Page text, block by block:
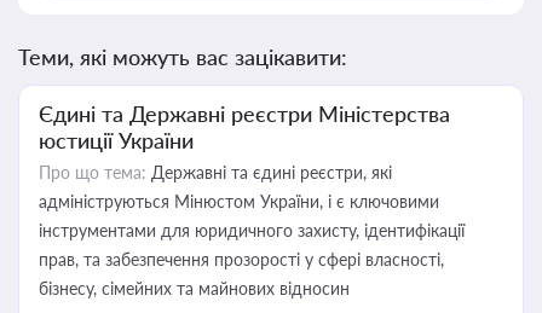
Теми, які можуть вас зацікавити:
Єдині та Державні реєстри Міністерства
юстиції України
Про що тема: Державні та єдині реєстри, які
адмініструються Мінюстом України, і є ключовими
інструментами для юридичного захисту, ідентифікації
прав, та забезпечення прозорості у сфері власності,
бізнесу, сімейних та майнових відносин